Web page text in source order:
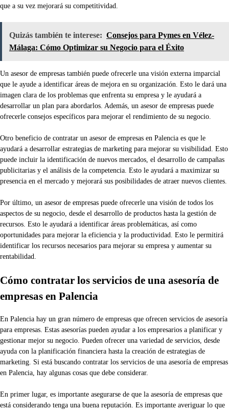
que a su vez mejorará su competitividad.
Quizás también te interese: Consejos para Pymes en Vélez-
Málaga: Cómo Optimizar su Negocio para el Éxito
Un asesor de empresas también puede ofrecerle una visión externa imparcial
que le ayude a identificar áreas de mejora en su organización. Esto le dará una
imagen clara de los problemas que enfrenta su empresa y le ayudará a
desarrollar un plan para abordarlos. Además, un asesor de empresas puede
ofrecerle consejos específicos para mejorar el rendimiento de su negocio.
Otro beneficio de contratar un asesor de empresas en Palencia es que le
ayudará a desarrollar estrategias de marketing para mejorar su visibilidad. Esto
puede incluir la identificación de nuevos mercados, el desarrollo de campañas
publicitarias y el análisis de la competencia. Esto le ayudará a maximizar su
presencia en el mercado y mejorará sus posibilidades de atraer nuevos clientes.
Por último, un asesor de empresas puede ofrecerle una visión de todos los
aspectos de su negocio, desde el desarrollo de productos hasta la gestión de
recursos. Esto le ayudará a identificar áreas problemáticas, así como
oportunidades para mejorar la eficiencia y la productividad. Esto le permitirá
identificar los recursos necesarios para mejorar su empresa y aumentar su
rentabilidad.
Cómo contratar los servicios de una asesoría de
empresas en Palencia
En Palencia hay un gran número de empresas que ofrecen servicios de asesoría
para empresas. Estas asesorías pueden ayudar a los empresarios a planificar y
gestionar mejor su negocio. Pueden ofrecer una variedad de servicios, desde
ayuda con la planificación financiera hasta la creación de estrategias de
marketing. Si está buscando contratar los servicios de una asesoría de empresas
en Palencia, hay algunas cosas que debe considerar.
En primer lugar, es importante asegurarse de que la asesoría de empresas que
está considerando tenga una buena reputación. Es importante averiguar lo que